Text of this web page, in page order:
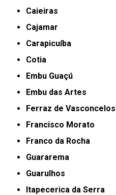
Caieiras
Cajamar
Carapicuíba
Cotia
Embu Guaçú
Embu das Artes
Ferraz de Vasconcelos
Francisco Morato
Franco da Rocha
Guararema
Guarulhos
Itapecerica da Serra